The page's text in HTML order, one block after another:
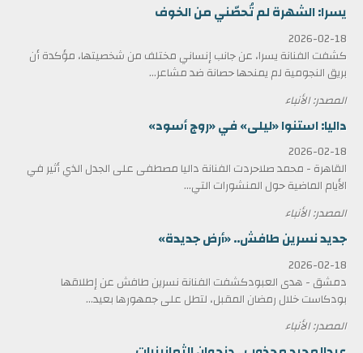
يسرا: الشهرة لم تُحصّني من الخوف
2026-02-18
كشفت الفنانة يسرا، عن جانب إنساني مختلف من شخصيتها، مؤكدة أن
بريق النجومية لم يمنحها حصانة ضد مشاعر...
المصدر: الأنباء
داليا: استنوا «ليلى» في «روج أسود»
2026-02-18
القاهرة - محمد صلاحردت الفنانة داليا مصطفى على الجدل الذي أثير في
الأيام الماضية حول المنشورات التي...
المصدر: الأنباء
جديد نسرين طافش.. «أرض جديدة»
2026-02-18
دمشق - هدى العبودكشفت الفنانة نسرين طافش عن إطلاقها
بودكاست خلال رمضان المقبل، لتطل على جمهورها بعيد...
المصدر: الأنباء